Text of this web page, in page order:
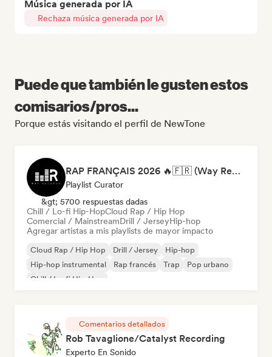
Música generada por IA
Rechaza música generada por IA
Puede que también le gusten estos
comisarios/pros...
Porque estás visitando el perfil de NewTone
RAP FRANÇAIS 2026 🔥🇫🇷 (Way Records)
Playlist Curator
&gt; 5700 respuestas dadas
Chill / Lo-fi Hip-HopCloud Rap / Hip Hop
Comercial / MainstreamDrill / JerseyHip-hop
Agregar artistas a mis playlists de mayor impacto
Cloud Rap / Hip Hop Drill / Jersey
Hip-hop
Hip-hop instrumental
Rap francés Trap
Pop urbano
Chill / Lo-fi Hip-Hop
Comentarios detallados
Rob Tavaglione/Catalyst Recording
Experto En Sonido